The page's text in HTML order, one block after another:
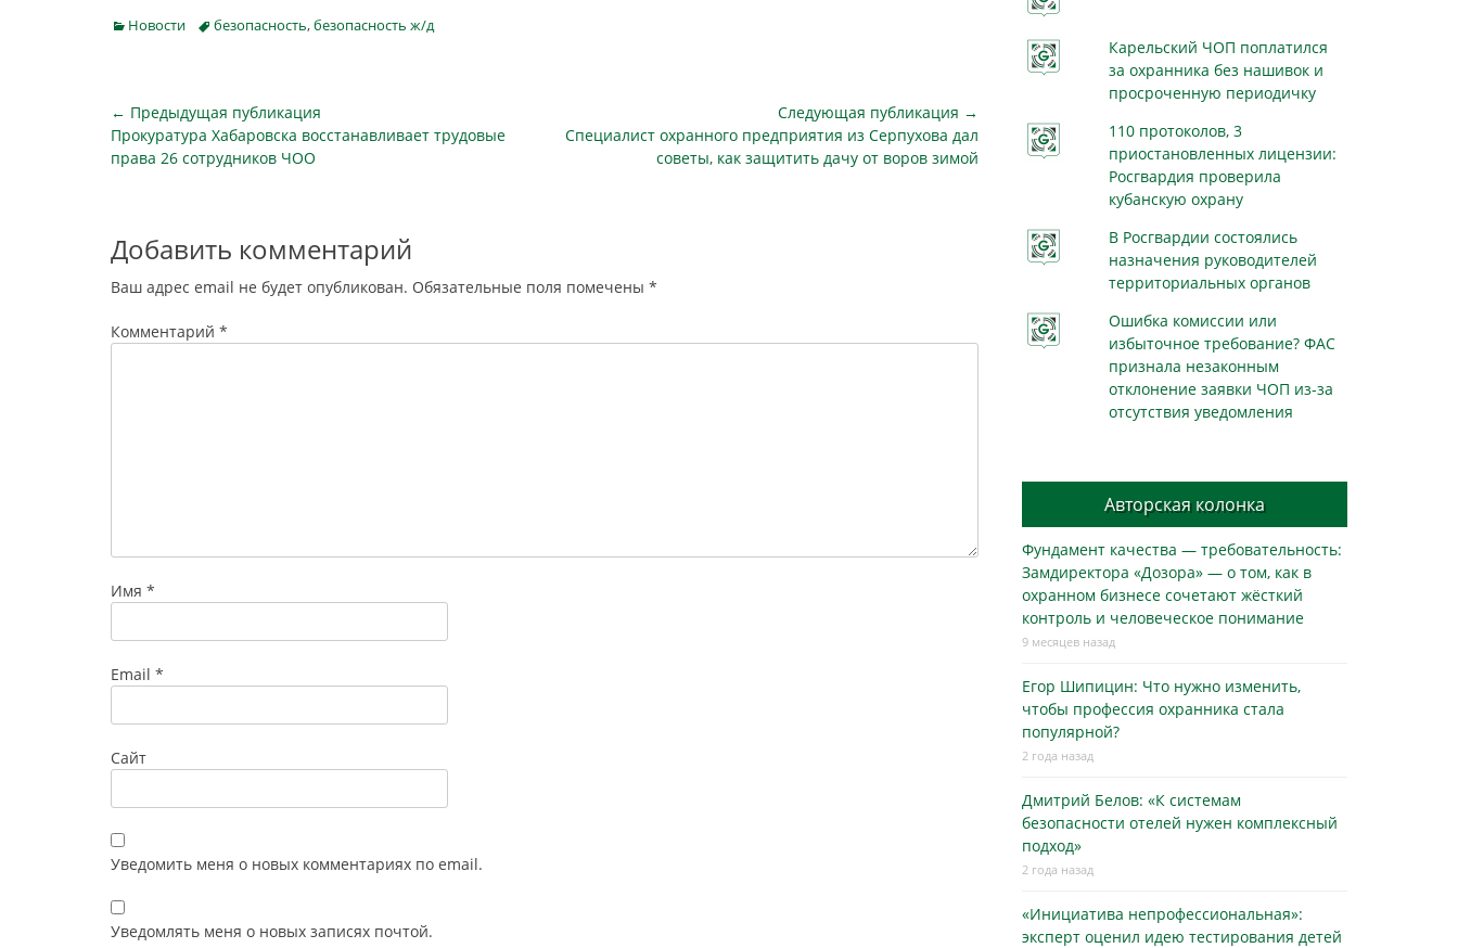
Заместитель губернатора Сергей
Дядькин собрал ключевых
правоохранительных органов,
чтобы обсудить…
дружины действуют по всей
республике, играя важную роль в
зарегистрированы 20
общественных объединений и 26…
соцсетей, попытки вербовки
молодежи. В…
Categories
Новости Tagsбезопасность,безопасность ж/д
Навигация
по
← Предыдущая публикация
Предыдущая
публикация
Прокуратура Хабаровска восстанавливает трудовые
права 26 сотрудников ЧОО
Следующая публикация →
Следующая
Специалист охранного предприятия из Серпухова дал
советы, как защитить дачу от воров зимой
Добавить комментарий
Ваш адрес email не будет опубликован. Обязательные поля помечены *
Комментарий *
Имя *
Email *
Сайт
Уведомить меня о новых комментариях по email.
Уведомлять меня о новых записях почтой.
Карельский ЧОП поплатился
за охранника без нашивок и
просроченную периодичку
110 протоколов, 3
приостановленных лицензии:
Росгвардия проверила
кубанскую охрану
В Росгвардии состоялись
назначения руководителей
территориальных органов
Ошибка комиссии или
избыточное требование? ФАС
признала незаконным
отклонение заявки ЧОП из-за
отсутствия уведомления
Авторская колонка
Фундамент качества — требовательность:
Замдиректора «Дозора» — о том, как в
охранном бизнесe сочетают жёсткий
контроль и человеческое понимание
9 месяцев назад
Егор Шипицин: Что нужно изменить,
чтобы профессия охранника стала
популярной?
2 года назад
Дмитрий Белов: «К системам
безопасности отелей нужен комплексный
подход»
2 года назад
«Инициатива непрофессиональная»:
эксперт оценил идею тестирования детей